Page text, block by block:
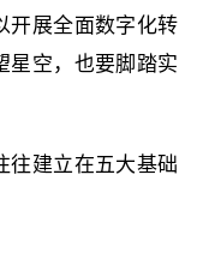
开展全面数字化转
星空，也要脚踏实
往建立在五大基础